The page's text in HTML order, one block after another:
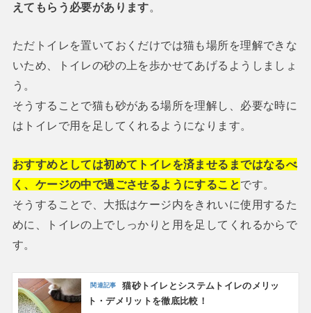
えてもらう必要があります。
ただトイレを置いておくだけでは猫も場所を理解できな
いため、トイレの砂の上を歩かせてあげるようしましょ
う。
そうすることで猫も砂がある場所を理解し、必要な時に
はトイレで用を足してくれるようになります。
おすすめとしては初めてトイレを済ませるまではなるべ
く、ケージの中で過ごさせるようにすることです。
そうすることで、大抵はケージ内をきれいに使用するた
めに、トイレの上でしっかりと用を足してくれるからで
す。
猫砂トイレとシステムトイレのメリッ
ト・デメリットを徹底比較！